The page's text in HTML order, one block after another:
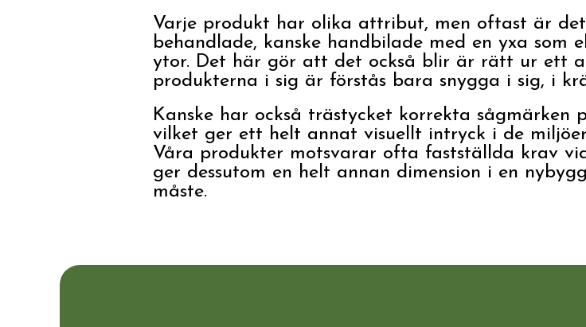
Varje produkt har olika attribut, men oftast är
behandlade, kanske handbilade med en yxa som
ytor. Det här gör att det också blir är rätt ur ett
produkterna i sig är förstås bara snygga i sig, i
Kanske har också trästycket korrekta sågmärken
vilket ger ett helt annat visuellt intryck i de
Våra produkter motsvarar ofta fastställda krav
ger dessutom en helt annan dimension i en
måste.